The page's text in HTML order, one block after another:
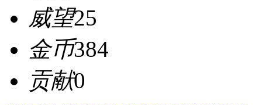
威望25
金币384
贡献0